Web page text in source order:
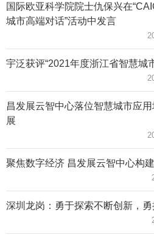
国际欧亚科学院院士仇保兴在
城市高端对话”活动中发言
宇泛获评“2021年度浙江省智慧城
昌发展云智中心落位智慧城市应
展
聚焦数字经济 昌发展云智中心构
深圳龙岗：勇于探索不断创新，